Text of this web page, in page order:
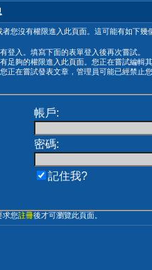
者您沒有權限進入此頁面。這可能有如下幾
登入。填寫下面的表單登入後再次嘗試。
足夠的權限進入此頁面。您正在嘗試編輯
正在嘗試發表文章，管理員可能已經禁止
帳戶:
密碼:
記住我?
求您註冊後才可瀏覽此頁面。